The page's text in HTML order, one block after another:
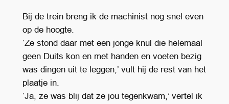
Bij de trein breng ik de machinist nog snel even
op de hoogte.
‘Ze stond daar met een jonge knul die helemaal
geen Duits kon en met handen en voeten bezig
was dingen uit te leggen,’ vult hij de rest van het
plaatje in.
‘Ja, ze was blij dat ze jou tegenkwam,’ vertel ik